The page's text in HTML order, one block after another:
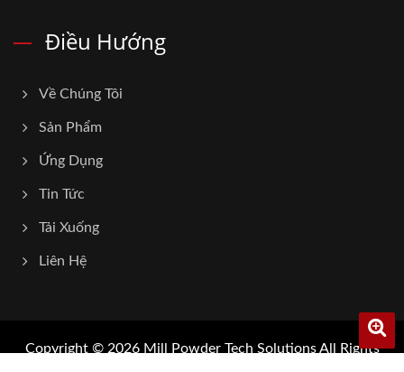
Điều Hướng
Về Chúng Tôi
Sản Phẩm
Ứng Dụng
Tin Tức
Tải Xuống
Liên Hệ
Copyright © 2026 Mill Powder Tech SolutionsAll Rights